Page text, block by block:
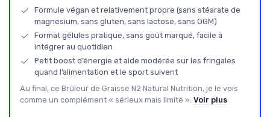
Formule végan et relativement propre (sans stéarate de
magnésium, sans gluten, sans lactose, sans OGM)
Format gélules pratique, sans goût marqué, facile à
intégrer au quotidien
Petit boost d’énergie et aide modérée sur les fringales
quand l’alimentation et le sport suivent
Au final, ce Brûleur de Graisse N2 Natural Nutrition, je le vois
comme un complément « sérieux mais limité ». Voir plus